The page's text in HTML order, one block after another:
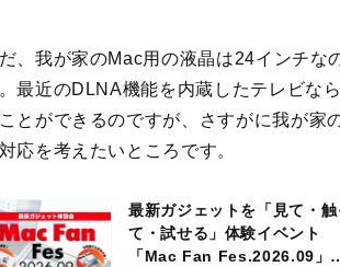
、我が家のMac用の液晶は24インチな
最近のDLNA機能を内蔵したテレビな
とができるのですが、さすがに我が家
応を考えたいところです。
最新ガジェットを「見て・触
て・試せる」体験イベント
「Mac Fan Fes.2026.09」